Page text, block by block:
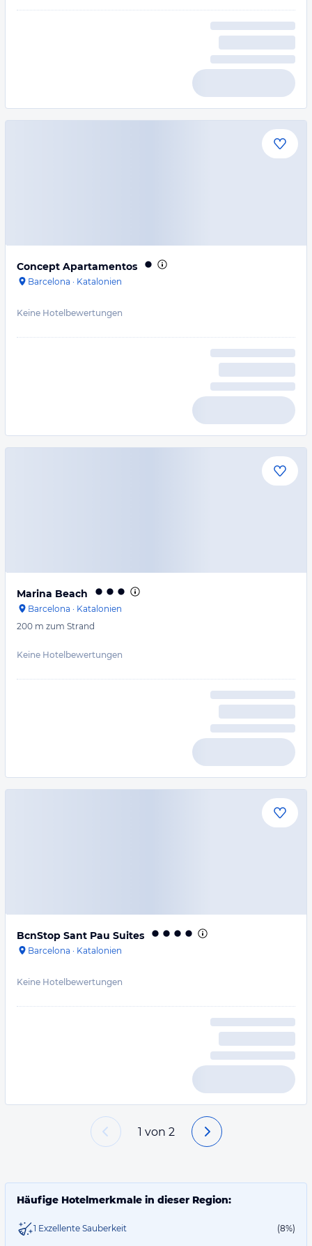
Concept Apartamentos
Barcelona · Katalonien
Keine Hotelbewertungen
Marina Beach
Barcelona · Katalonien
200 m zum Strand
Keine Hotelbewertungen
BcnStop Sant Pau Suites
Barcelona · Katalonien
Keine Hotelbewertungen
1 von 2
Häufige Hotelmerkmale in dieser Region:
1 Exzellente Sauberkeit (8%)